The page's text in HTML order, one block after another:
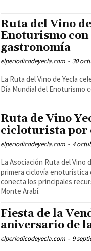
Ruta del Vino
Enoturismo
gastronomía
elperiodicodeyecla.com - 30
La Ruta del Vino de Yecla
Día Mundial del Enoturismo
Ruta de Vino
cicloturista por
elperiodicodeyecla.com - 4
La Asociación Ruta del Vino
primera ciclovía
conecta los principales
Monte Arabí.
Fiesta de la
aniversario de
elperiodicodeyecla.com - 9